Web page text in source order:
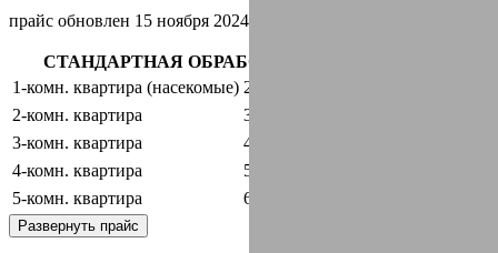
прайс обновлен 15 ноября 2024 г.
СТАНДАРТНАЯ ОБРАБОТКА + ГАРАНТИЯ
1-комн. квартира (насекомые) 2440 руб.
2-комн. квартира 3440 руб.
3-комн. квартира 4440 руб.
4-комн. квартира 5440 руб.
5-комн. квартира 6440 руб.
Развернуть прайс